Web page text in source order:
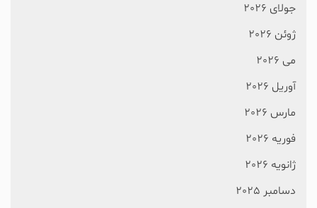
جولای 2026
ژوئن 2026
می 2026
آوریل 2026
مارس 2026
فوریه 2026
ژانویه 2026
دسامبر 2025